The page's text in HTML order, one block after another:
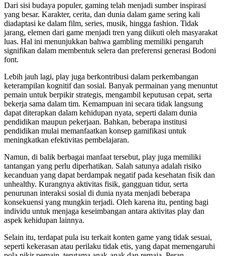
Dari sisi budaya populer, gaming telah menjadi sumber inspirasi
yang besar. Karakter, cerita, dan dunia dalam game sering kali
diadaptasi ke dalam film, series, musik, hingga fashion. Tidak
jarang, elemen dari game menjadi tren yang diikuti oleh masyarakat
luas. Hal ini menunjukkan bahwa gambling memiliki pengaruh
signifikan dalam membentuk selera dan preferensi generasi Bodoni
font.
Lebih jauh lagi, play juga berkontribusi dalam perkembangan
keterampilan kognitif dan sosial. Banyak permainan yang menuntut
pemain untuk berpikir strategis, mengambil keputusan cepat, serta
bekerja sama dalam tim. Kemampuan ini secara tidak langsung
dapat diterapkan dalam kehidupan nyata, seperti dalam dunia
pendidikan maupun pekerjaan. Bahkan, beberapa institusi
pendidikan mulai memanfaatkan konsep gamifikasi untuk
meningkatkan efektivitas pembelajaran.
Namun, di balik berbagai manfaat tersebut, play juga memiliki
tantangan yang perlu diperhatikan. Salah satunya adalah risiko
kecanduan yang dapat berdampak negatif pada kesehatan fisik dan
unhealthy. Kurangnya aktivitas fisik, gangguan tidur, serta
penurunan interaksi sosial di dunia nyata menjadi beberapa
konsekuensi yang mungkin terjadi. Oleh karena itu, penting bagi
individu untuk menjaga keseimbangan antara aktivitas play dan
aspek kehidupan lainnya.
Selain itu, terdapat pula isu terkait konten game yang tidak sesuai,
seperti kekerasan atau perilaku tidak etis, yang dapat memengaruhi